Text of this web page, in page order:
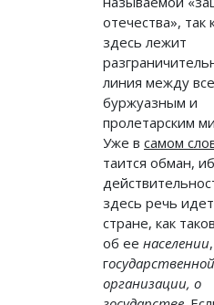
отечества», так
здесь лежит
линия между
буржуазным и
пролетарским
Уже в самом
таится обман,
здесь речь
стране, как
об ее населении
государственной
организации, о